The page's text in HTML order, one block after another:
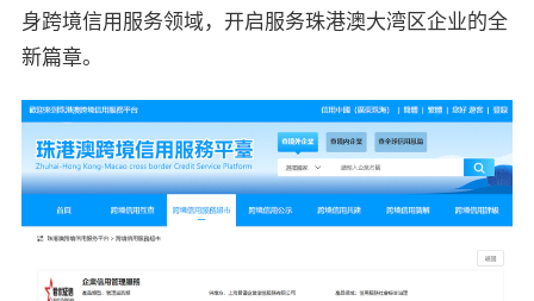
身跨境信用服务领域，开启服务珠港澳大湾区企业的全
新篇章。